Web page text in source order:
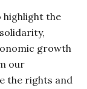
highlight the
growth
our
the rights and